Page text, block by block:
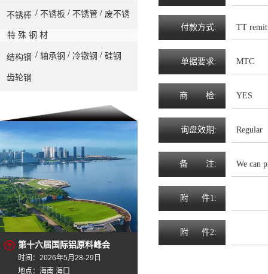
不锈棒 / 不锈板 / 不锈管 / 废不锈
特 殊 钢 材
结构钢 / 轴承钢 / 冷镦钢 / 硅钢
齿轮钢
第十六届国际铝原料峰会
时间：2026年5月28-29日
地点：海南 海口
付款方式: TT
单据要求: MTC
商 检: YES
询盘效期 : Regular
备 注: We can
附 件1:
附 件2: